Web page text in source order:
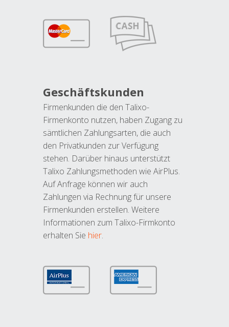
Geschäftskunden
Firmenkunden die den Talixo-
Firmenkonto nutzen, haben Zugang zu
sämtlichen Zahlungsarten, die auch
den Privatkunden zur Verfügung
stehen. Darüber hinaus unterstützt
Talixo Zahlungsmethoden wie AirPlus.
Auf Anfrage können wir auch
Zahlungen via Rechnung für unsere
Firmenkunden erstellen. Weitere
Informationen zum Talixo-Firmkonto
erhalten Sie hier.